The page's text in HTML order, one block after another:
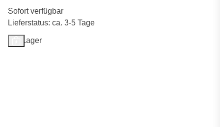
Sofort verfügbar
Lieferstatus: ca. 3-5 Tage
Auf Lager